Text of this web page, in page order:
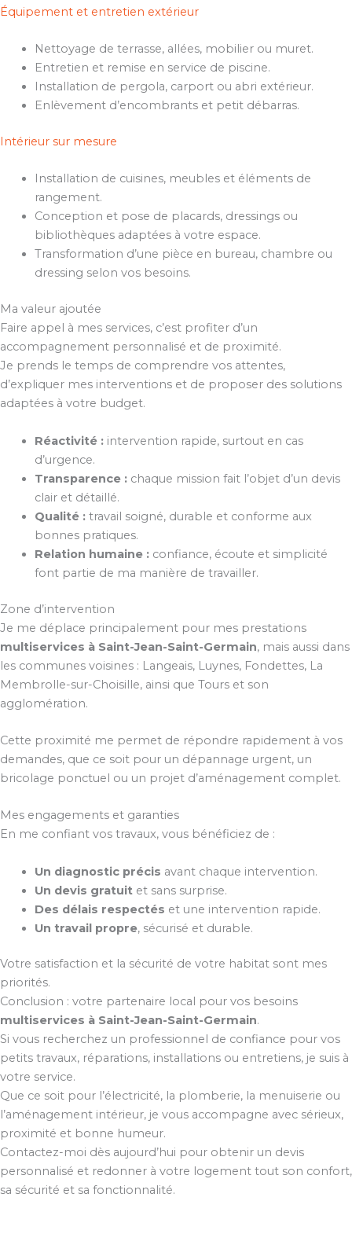
Équipement et entretien extérieur
Nettoyage de terrasse, allées, mobilier ou muret.
Entretien et remise en service de piscine.
Installation de pergola, carport ou abri extérieur.
Enlèvement d’encombrants et petit débarras.
Intérieur sur mesure
Installation de cuisines, meubles et éléments de
rangement.
Conception et pose de placards, dressings ou
bibliothèques adaptées à votre espace.
Transformation d’une pièce en bureau, chambre ou
dressing selon vos besoins.
Ma valeur ajoutée
Faire appel à mes services, c’est profiter d’un
accompagnement personnalisé et de proximité.
Je prends le temps de comprendre vos attentes,
d’expliquer mes interventions et de proposer des solutions
adaptées à votre budget.
Réactivité :intervention rapide, surtout en cas
d’urgence.
Transparence :chaque mission fait l’objet d’un devis
clair et détaillé.
Qualité :travail soigné, durable et conforme aux
bonnes pratiques.
Relation humaine :confiance, écoute et simplicité
font partie de ma manière de travailler.
Zone d’intervention
Je me déplace principalement pour mes prestations
multiservices à Saint-Jean-Saint-Germain, mais aussi dans
les communes voisines : Langeais, Luynes, Fondettes, La
Membrolle-sur-Choisille, ainsi que Tours et son
agglomération.
Cette proximité me permet de répondre rapidement à vos
demandes, que ce soit pour un dépannage urgent, un
bricolage ponctuel ou un projet d’aménagement complet.
Mes engagements et garanties
En me confiant vos travaux, vous bénéficiez de :
Un diagnostic précis avant chaque intervention.
Un devis gratuitet sans surprise.
Des délais respectés et une intervention rapide.
Un travail propre, sécurisé et durable.
Votre satisfaction et la sécurité de votre habitat sont mes
priorités.
Conclusion : votre partenaire local pour vos besoins
multiservices à Saint-Jean-Saint-Germain.
Si vous recherchez un professionnel de confiance pour vos
petits travaux, réparations, installations ou entretiens, je suis à
votre service.
Que ce soit pour l’électricité, la plomberie, la menuiserie ou
l’aménagement intérieur, je vous accompagne avec sérieux,
proximité et bonne humeur.
Contactez-moi dès aujourd’hui pour obtenir un devis
personnalisé et redonner à votre logement tout son confort,
sa sécurité et sa fonctionnalité.